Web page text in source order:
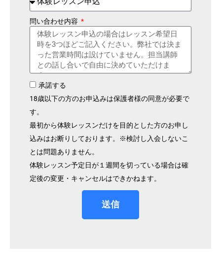
問い合わせ内容
承諾する
18歳以下の方のお申込みは保護者様の同意が必要で
す。
最初から体験レッスンだけを目的とした方のお申し
込みはお断りしております。※検討し入会しないこ
とは問題ありません。
体験レッスン予定日が１週間を切っている場合は確
定後の変更・キャンセルはできかねます。
送信